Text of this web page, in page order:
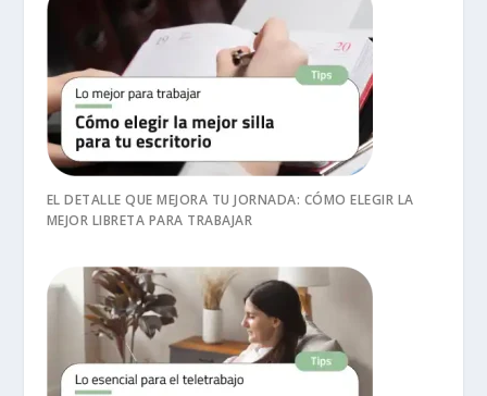
EL DETALLE QUE MEJORA TU JORNADA: CÓMO ELEGIR LA
MEJOR LIBRETA PARA TRABAJAR